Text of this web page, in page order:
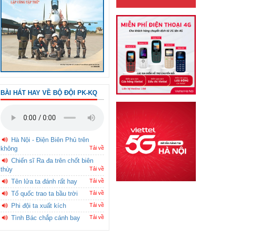
BÀI HÁT HAY VỀ BỘ ĐỘI PK-KQ
Hà Nội - Điện Biên Phủ trên
không
Tải về
Chiến sĩ Ra đa trên chốt biên
thùy
Tải về
Tên lửa ta đánh rất hay Tải về
Tổ quốc trao ta bầu trời Tải về
Phi đội ta xuất kích Tải về
Tình Bác chắp cánh bay Tải về